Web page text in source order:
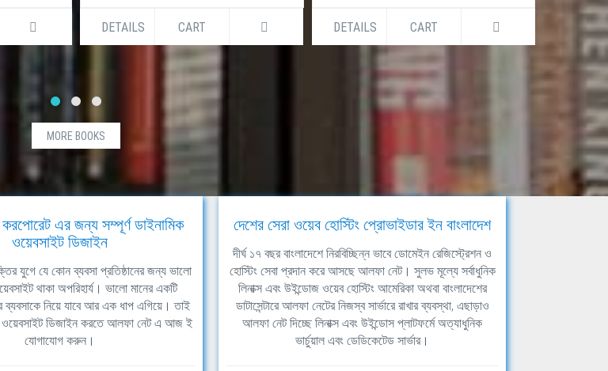
DETAILS CART DETAILS CART DETAILS
MORE BOOKS
এর জন্য সম্পূর্ণ ডাইনামিক
ওয়েবসাইট ডিজাইন
যুগে যে কোন ব্যবসা প্রতিষ্ঠানের জন্য ভালো
থাকা অপরিহার্য। ভালো মানের একটি
ব্যবসাকে নিয়ে যাবে আর এক ধাপ এগিয়ে। তাই
ওয়েবসাইট ডিজাইন করতে আলফা নেট এ আজ ই
যোগাযোগ করুন।
দেশের সেরা ওয়েব হোস্টিং প্রোভাইডার ইন বাংলাদেশ
দীর্ঘ ১৭ বছর বাংলাদেশে নিরবিচ্ছিন্ন ভাবে ডোমেইন রেজিস্ট্রেশন ও
হোস্টিং সেবা প্রদান করে আসছে আলফা নেট। সুলভ মূল্যে সর্বাধুনিক
লিনাক্স এবং উইন্ডোজ ওয়েব হোস্টিং আমেরিকা অথবা বাংলাদেশের
ডাটাসেন্টারে আলফা নেটের নিজস্ব সার্ভারে রাখার ব্যবস্থা, এছাড়াও
আলফা নেট দিচ্ছে লিনাক্স এবং উইন্ডোস প্লাটফর্মে অত্যাধুনিক
ভার্চুয়াল এবং ডেডিকেটেড সার্ভার।